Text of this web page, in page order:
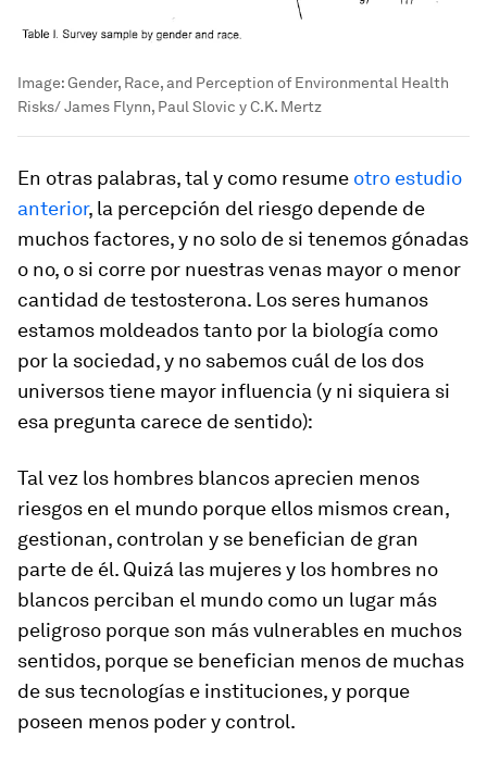
Image:Gender, Race, and Perception of Environmental Health
Risks/ James Flynn, Paul Slovic y C.K. Mertz
En otras palabras, tal y como resume otro estudio
anterior, la percepción del riesgo depende de
muchos factores, y no solo de si tenemos gónadas
o no, o si corre por nuestras venas mayor o menor
cantidad de testosterona. Los seres humanos
estamos moldeados tanto por la biología como
por la sociedad, y no sabemos cuál de los dos
universos tiene mayor influencia (y ni siquiera si
esa pregunta carece de sentido):
Tal vez los hombres blancos aprecien menos
riesgos en el mundo porque ellos mismos crean,
gestionan, controlan y se benefician de gran
parte de él. Quizá las mujeres y los hombres no
blancos perciban el mundo como un lugar más
peligroso porque son más vulnerables en muchos
sentidos, porque se benefician menos de muchas
de sus tecnologías e instituciones, y porque
poseen menos poder y control.